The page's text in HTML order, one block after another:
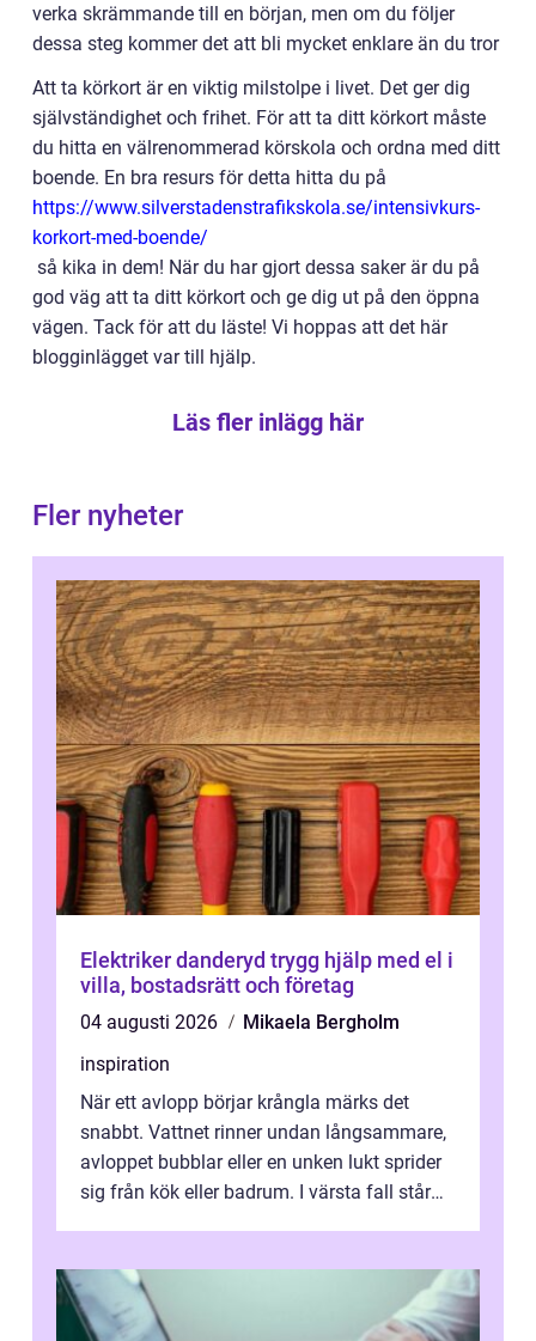
verka skrämmande till en början, men om du följer
dessa steg kommer det att bli mycket enklare än du tror
Att ta körkort är en viktig milstolpe i livet. Det ger dig
självständighet och frihet. För att ta ditt körkort måste
du hitta en välrenommerad körskola och ordna med ditt
boende. En bra resurs för detta hitta du på
https://www.silverstadenstrafikskola.se/intensivkurs-
korkort-med-boende/
så kika in dem! När du har gjort dessa saker är du på
god väg att ta ditt körkort och ge dig ut på den öppna
vägen. Tack för att du läste! Vi hoppas att det här
blogginlägget var till hjälp.
Läs fler inlägg här
Fler nyheter
Elektriker danderyd trygg hjälp med el i
villa, bostadsrätt och företag
04 augusti 2026
Mikaela Bergholm
inspiration
När ett avlopp börjar krångla märks det
snabbt. Vattnet rinner undan långsammare,
avloppet bubblar eller en unken lukt sprider
sig från kök eller badrum. I värsta fall står